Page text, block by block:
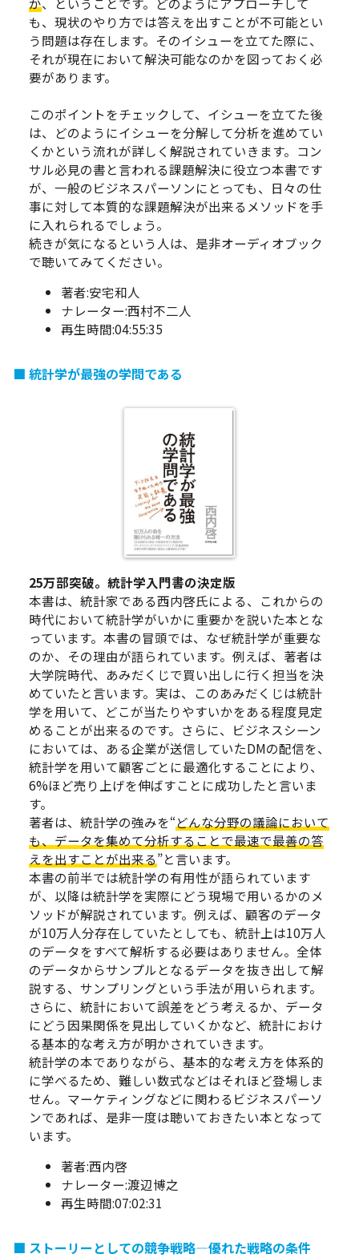
も、現状のやり方では答えを出すことが不可能とい
う問題は存在します。そのイシューを立てた際に、
それが現在において解決可能なのかを図っておく必
要があります。
このポイントをチェックして、イシューを立てた後
は、どのようにイシューを分解して分析を進めてい
くかという流れが詳しく解説されていきます。コン
サル必見の書と言われる課題解決に役立つ本書です
が、一般のビジネスパーソンにとっても、日々の仕
事に対して本質的な課題解決が出来るメソッドを手
に入れられるでしょう。
続きが気になるという人は、是非オーディオブック
で聴いてみてください。
著者:安宅和人
ナレーター:西村不二人
再生時間:04:55:35
統計学が最強の学問である
25万部突破。統計学入門書の決定版
本書は、統計家である西内啓氏による、これからの
時代において統計学がいかに重要かを説いた本とな
っています。本書の冒頭では、なぜ統計学が重要な
のか、その理由が語られています。例えば、著者は
大学院時代、あみだくじで買い出しに行く担当を決
めていたと言います。実は、このあみだくじは統計
学を用いて、どこが当たりやすいかをある程度見定
めることが出来るのです。さらに、ビジネスシーン
においては、ある企業が送信していたDMの配信を、
統計学を用いて顧客ごとに最適化することにより、
6%ほど売り上げを伸ばすことに成功したと言いま
す。
著者は、統計学の強みを“どんな分野の議論において
も、データを集めて分析することで最速で最善の答
えを出すことが出来る”と言います。
本書の前半では統計学の有用性が語られています
が、以降は統計学を実際にどう現場で用いるかのメ
ソッドが解説されています。例えば、顧客のデータ
が10万人分存在していたとしても、統計上は10万人
のデータをすべて解析する必要はありません。全体
のデータからサンプルとなるデータを抜き出して解
説する、サンプリングという手法が用いられます。
さらに、統計において誤差をどう考えるか、データ
にどう因果関係を見出していくかなど、統計におけ
る基本的な考え方が明かされていきます。
統計学の本でありながら、基本的な考え方を体系的
に学べるため、難しい数式などはそれほど登場しま
せん。マーケティングなどに関わるビジネスパーソ
ンであれば、是非一度は聴いておきたい本となって
います。
著者:西内啓
ナレーター:渡辺博之
再生時間:07:02:31
ストーリーとしての競争戦略―優れた戦略の条件